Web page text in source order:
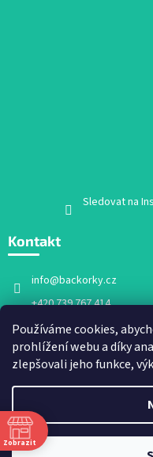
Používáme cookies,
prohlížení webu a díky
zlepšovali jeho funkce,
Sledovat na
Kontakt
info@backorky.cz
+420 739 767 414
Facebook
backorky.cz
Zobrazit